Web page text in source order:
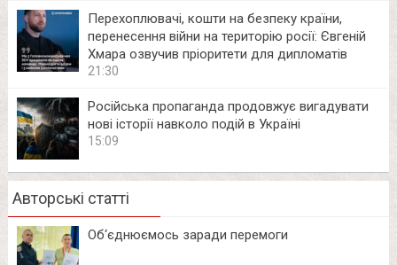
Перехоплювачі, кошти на безпеку країни,
перенесення війни на територію росії: Євгеній
Хмара озвучив пріоритети для дипломатів
21:30
Російська пропаганда продовжує вигадувати
нові історії навколо подій в Україні
15:09
Авторські статті
Об‘єднюємось заради перемоги